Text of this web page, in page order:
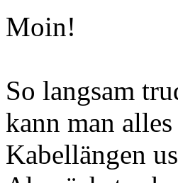
Moin!
So langsam
kann man
Kabellängen